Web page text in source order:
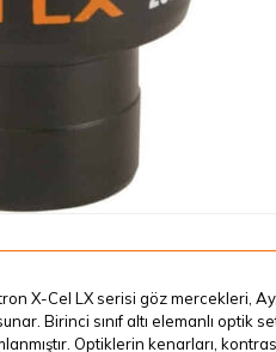
X-Cel LX serisi göz mercekleri,
Birinci sınıf altı elemanlı
Optiklerin kenarları,